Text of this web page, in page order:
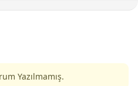
Yazılmamış.